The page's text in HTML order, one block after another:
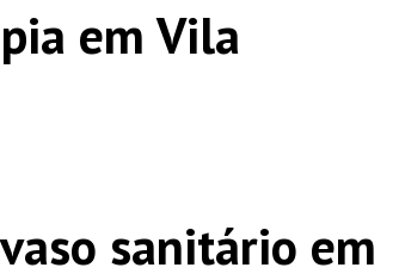
em Vila
sanitário em